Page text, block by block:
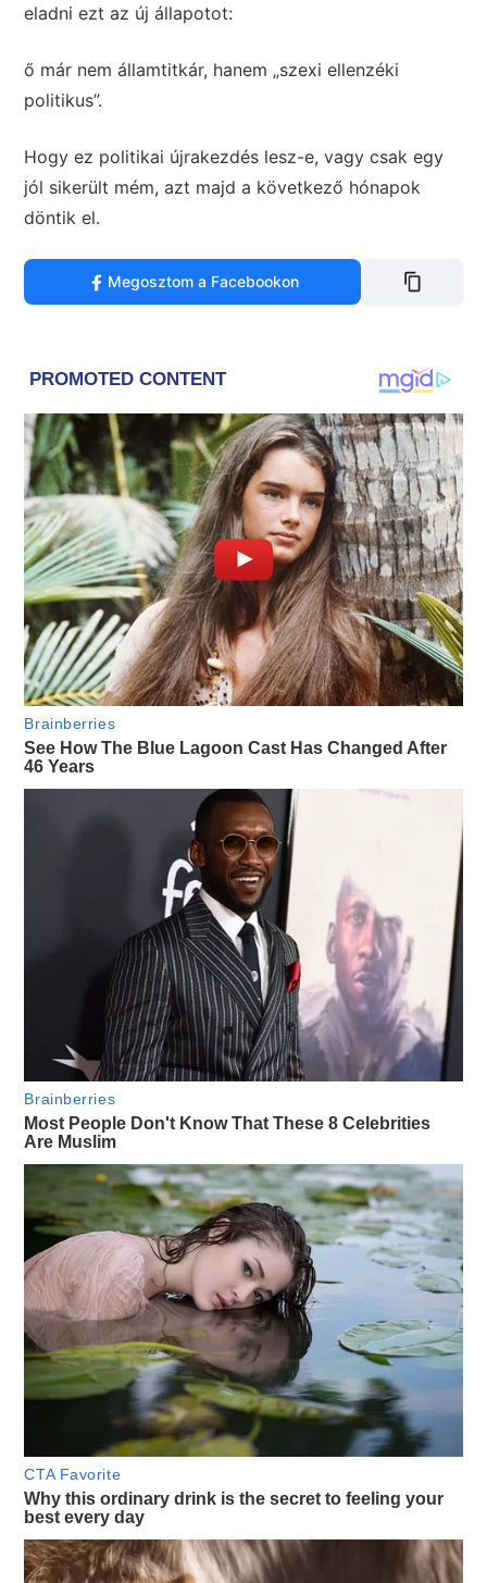
eladni ezt az új állapotot:
ő már nem államtitkár, hanem „szexi ellenzéki
politikus”.
Hogy ez politikai újrakezdés lesz-e, vagy csak egy
jól sikerült mém, azt majd a következő hónapok
döntik el.
Megosztom a Facebookon